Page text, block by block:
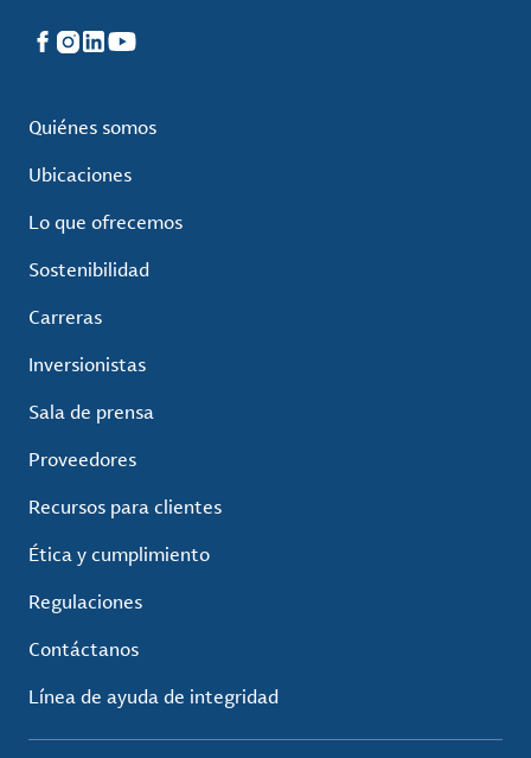
Facebook
Instagram
LinkedIn
YouTube
Quiénes somos
Ubicaciones
Lo que ofrecemos
Sostenibilidad
Carreras
Inversionistas
Sala de prensa
Proveedores
Recursos para clientes
Ética y cumplimiento
Regulaciones
Contáctanos
Línea de ayuda de integridad